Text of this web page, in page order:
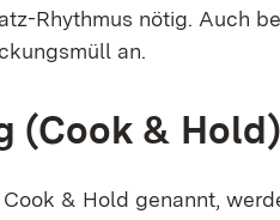
Rhythmus nötig. Auch
an.
(Cook & Hold)
& Hold genannt,